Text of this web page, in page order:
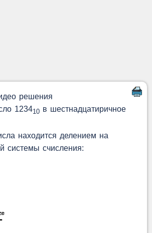
решения
123410в шестнадцатиричное
находится делением на
системы счисления: